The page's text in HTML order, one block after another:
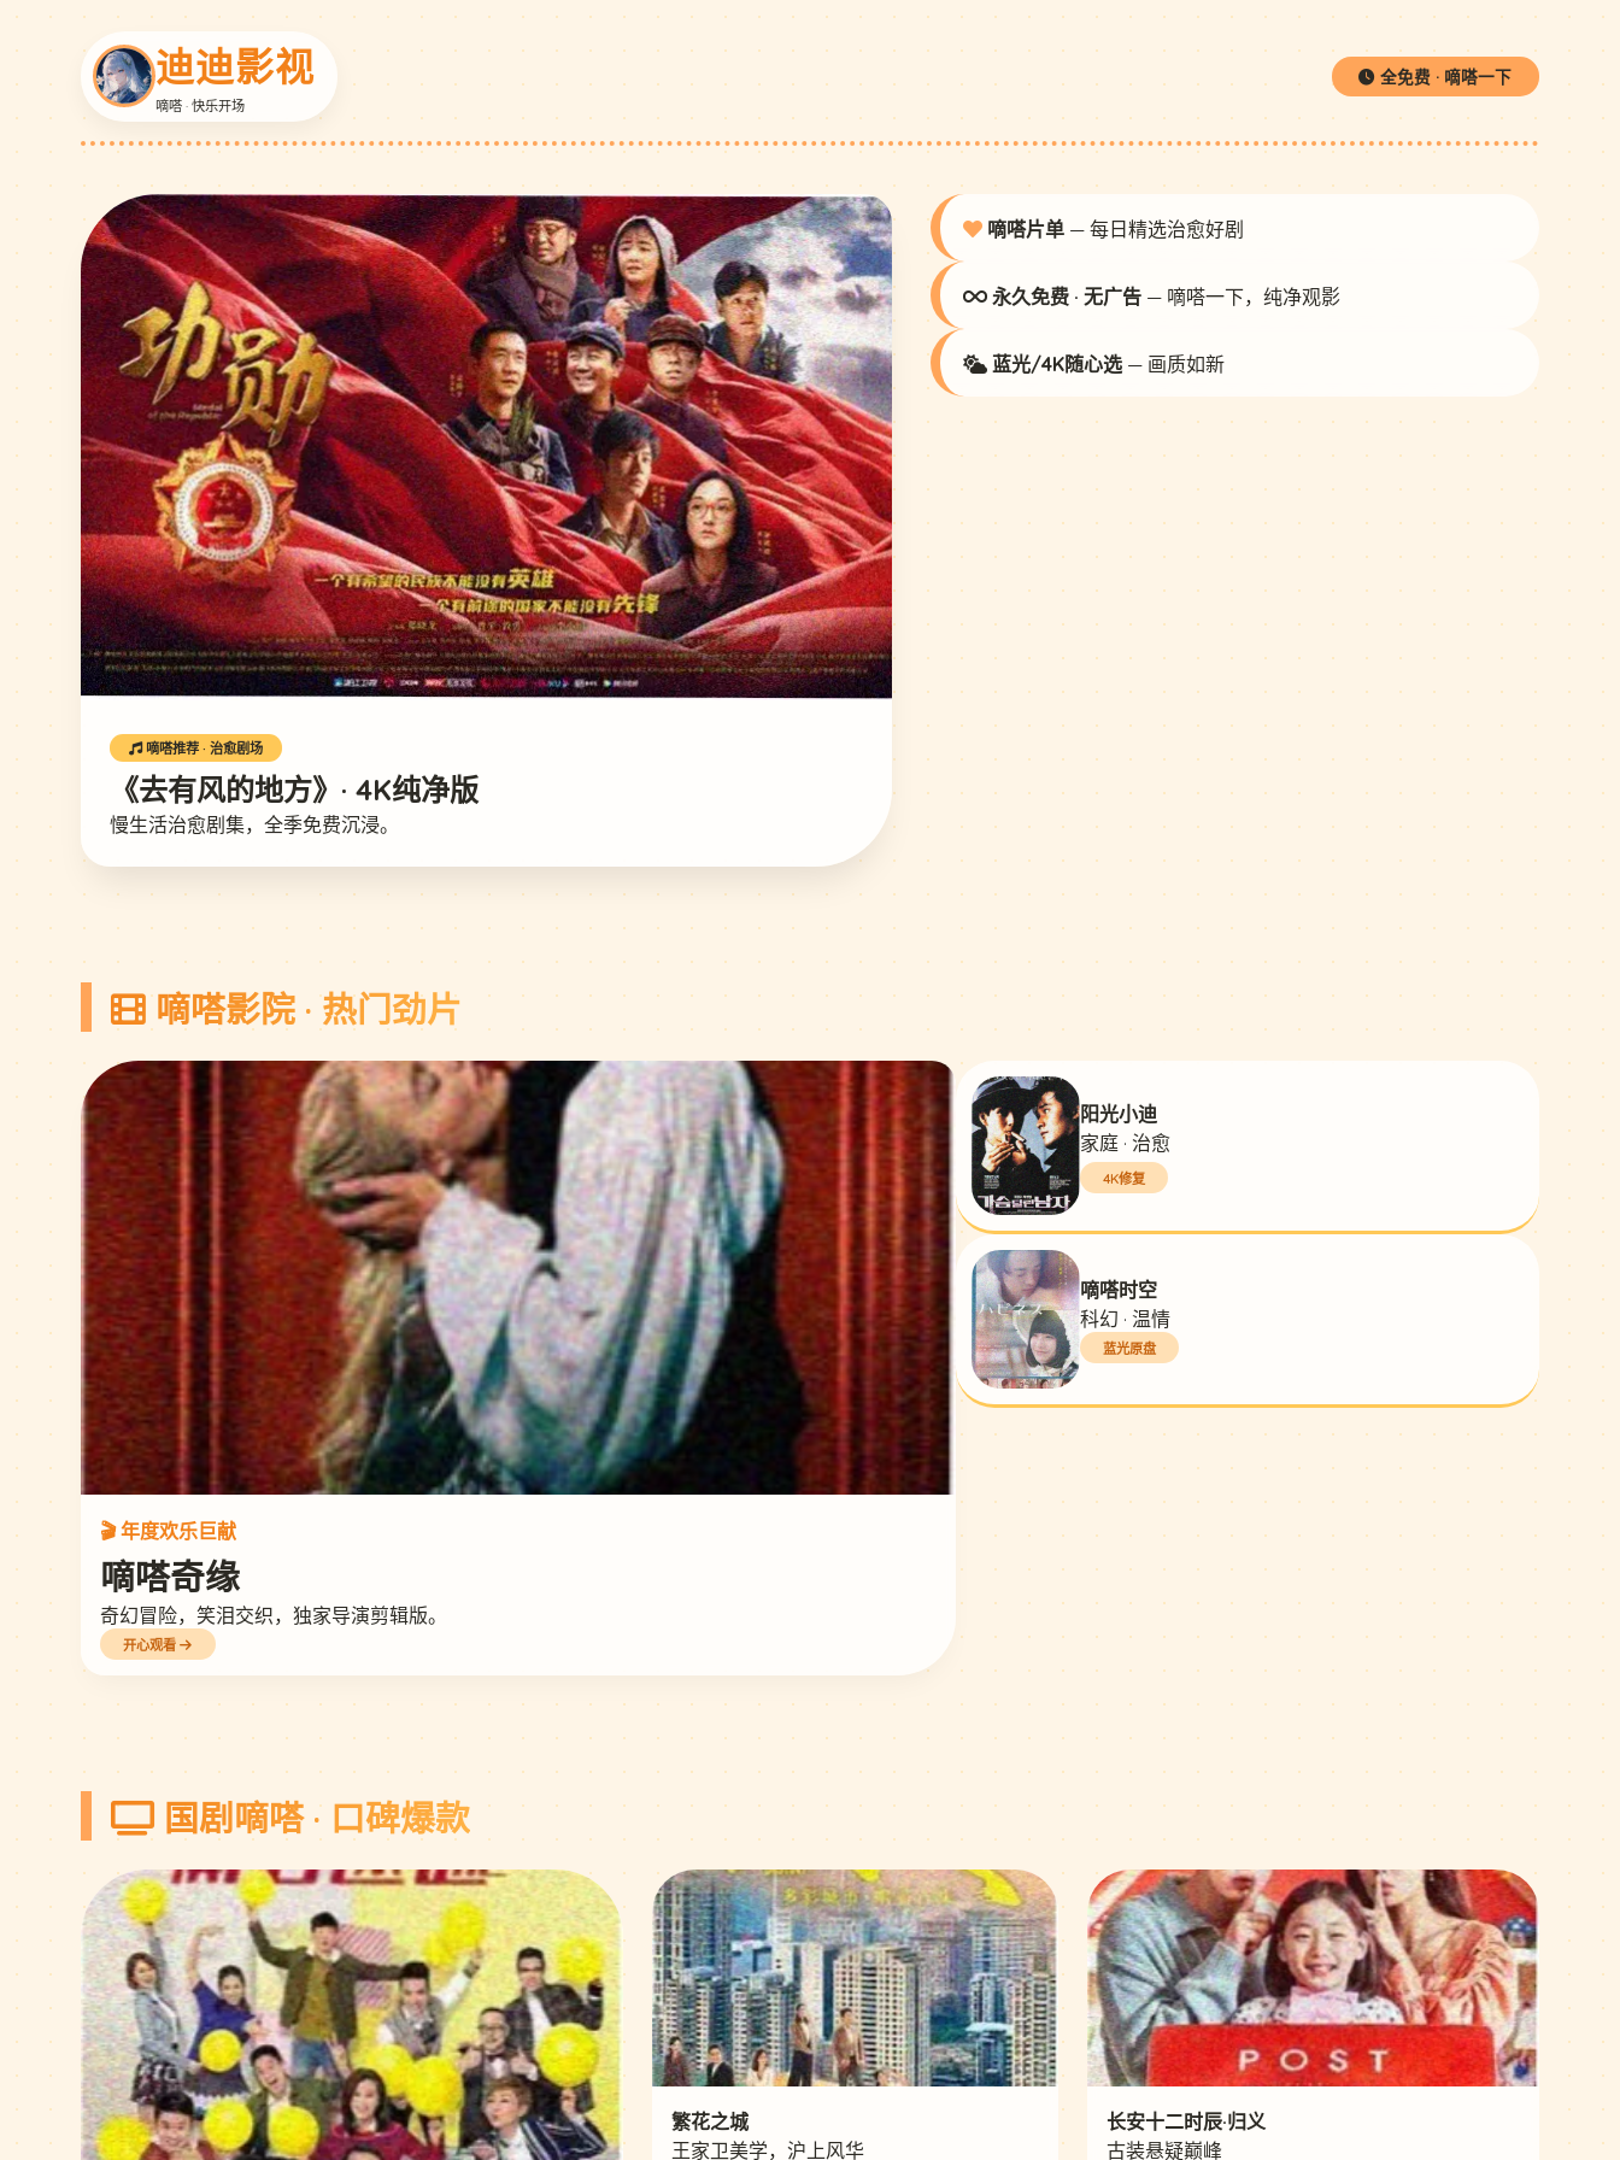
迪迪影视
嘀嗒 · 快乐开场
全免费 · 嘀嗒一下
嘀嗒推荐 · 治愈剧场
《去有风的地方》· 4K纯净版
慢生活治愈剧集，全季免费沉浸。
嘀嗒片单 — 每日精选治愈好剧
永久免费 · 无广告 — 嘀嗒一下，纯净观影
蓝光/4K随心选 — 画质如新
嘀嗒影院 · 热门劲片
🎬 年度欢乐巨献
嘀嗒奇缘
奇幻冒险，笑泪交织，独家导演剪辑版。
开心观看
阳光小迪
家庭 · 治愈
4K修复
嘀嗒时空
科幻 · 温情
蓝光原盘
国剧嘀嗒 · 口碑爆款
繁花之城
王家卫美学，沪上风华
长安十二时辰·归义
古装悬疑巅峰